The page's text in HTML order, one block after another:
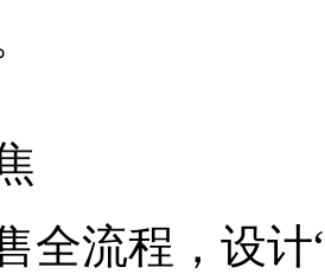
全流程，设